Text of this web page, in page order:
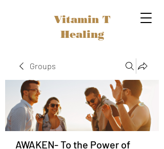
Vitamin T
Healing
Groups
AWAKEN- To the Power of